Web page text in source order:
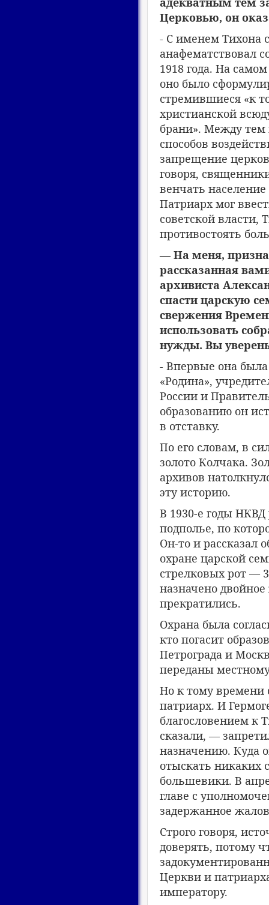
Церковью, он
- С именем Тихона
анафематствовал
1918 года. На
оно было
стремившиеся «к
христианской
брани». Между тем
способов
запрещение
говоря,
венчать население
Патриарх мог
советской власти,
противостоять
— На меня,
рассказанная
архивиста
спасти царскую
свержения
использовать
нужды. Вы
- Впервые она была
«Родина»,
России и
образованию он
в отставку.
По его словам, в
золото Колчака.
архивов
эту историю.
В 1930-е годы НКВД
подполье, по
Он-то и рассказал
охране царской
стрелковых рот —
назначено
прекратились.
Охрана была
кто погасит
Петрограда и
переданы
Но к тому времени
патриарх. И
благословением к
сказали, —
назначению. Куда
отыскать никаких
большевики. В
главе с
задержанное
Строго говоря,
доверять, потому
Церкви и
императору.